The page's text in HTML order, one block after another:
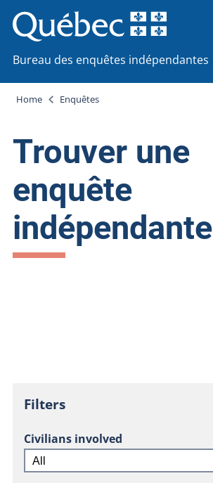
Bureau des enquêtes indépendantes
Home Enquêtes
Trouver une
enquête
indépendante
Filters
Civilians involved